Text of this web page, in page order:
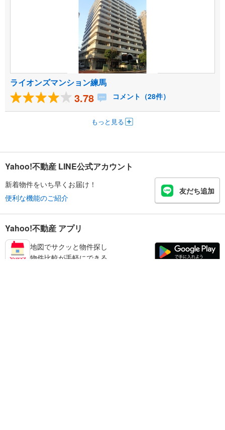
ライオンズマンション練馬
3.78 コメント（28件）
もっと見る
Yahoo!不動産 LINE公式アカウント
新着物件をいち早くお届け！
便利な機能のご紹介
友だち追加
Yahoo!不動産 アプリ
地図でサクッと物件探し
物件比較が手軽にできる